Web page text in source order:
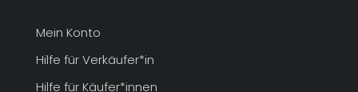
Mein Konto
Hilfe für Verkäufer*in
Hilfe für Käufer*innen